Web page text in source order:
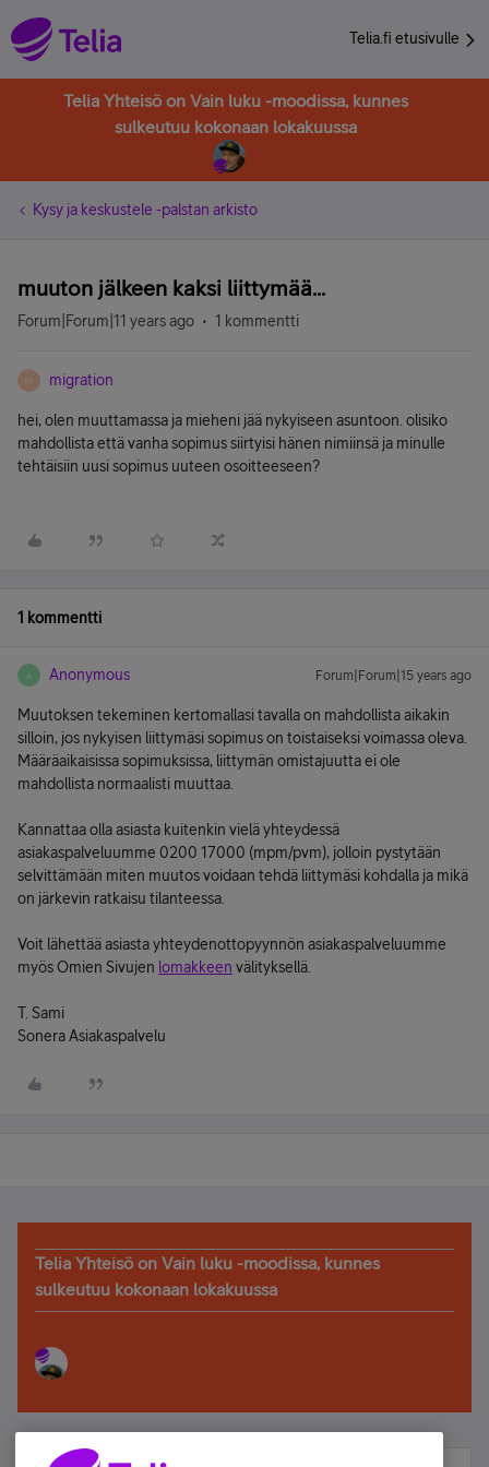
Telia.fi etusivulle
Telia Yhteisö on Vain luku -moodissa, kunnes
sulkeutuu kokonaan lokakuussa
Kysy ja keskustele -palstan arkisto
muuton jälkeen kaksi liittymää...
Forum|Forum|11 years ago 1 kommentti
M migration
hei, olen muuttamassa ja mieheni jää nykyiseen asuntoon. olisiko
mahdollista että vanha sopimus siirtyisi hänen nimiinsä ja minulle
tehtäisiin uusi sopimus uuteen osoitteeseen?
1 kommentti
A Anonymous Forum|Forum|15 years ago
Muutoksen tekeminen kertomallasi tavalla on mahdollista aikakin
silloin, jos nykyisen liittymäsi sopimus on toistaiseksi voimassa oleva.
Määräaikaisissa sopimuksissa, liittymän omistajuutta ei ole
mahdollista normaalisti muuttaa.
Kannattaa olla asiasta kuitenkin vielä yhteydessä
asiakaspalveluumme 0200 17000 (mpm/pvm), jolloin pystytään
selvittämään miten muutos voidaan tehdä liittymäsi kohdalla ja mikä
on järkevin ratkaisu tilanteessa.
Voit lähettää asiasta yhteydenottopyynnön asiakaspalveluumme
myös Omien Sivujen lomakkeen välityksellä.
T. Sami
Sonera Asiakaspalvelu
Telia Yhteisö on Vain luku -moodissa, kunnes
sulkeutuu kokonaan lokakuussa